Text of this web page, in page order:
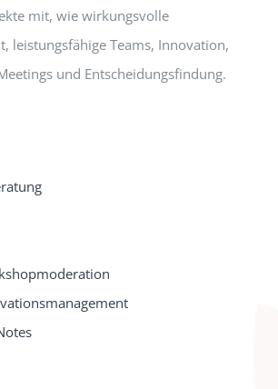
mit, wie wirkungsvolle
leistungsfähige Teams, Innovation,
und Entscheidungsfindung.